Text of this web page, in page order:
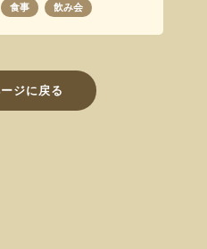
食事 飲み会
ジに戻る